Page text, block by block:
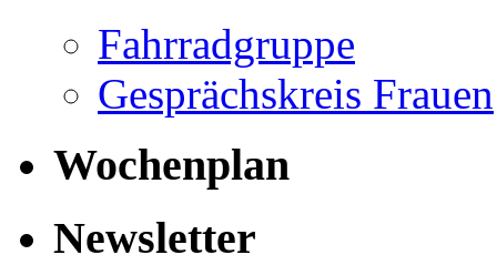
Fahrradgruppe
Gesprächskreis Frauen
Wochenplan
Newsletter